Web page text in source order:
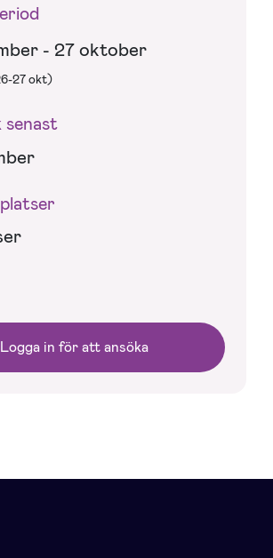
- 27 oktober
27 okt)
senast
Logga in för att ansöka